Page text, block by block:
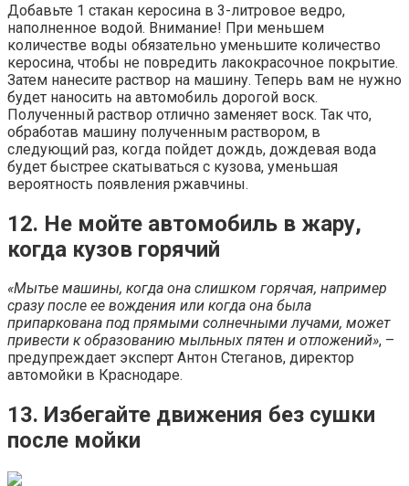
Добавьте 1 стакан керосина в 3-литровое ведро,
наполненное водой. Внимание! При меньшем
количестве воды обязательно уменьшите количество
керосина, чтобы не повредить лакокрасочное покрытие.
Затем нанесите раствор на машину. Теперь вам не нужно
будет наносить на автомобиль дорогой воск.
Полученный раствор отлично заменяет воск. Так что,
обработав машину полученным раствором, в
следующий раз, когда пойдет дождь, дождевая вода
будет быстрее скатываться с кузова, уменьшая
вероятность появления ржавчины.
12. Не мойте автомобиль в жару,
когда кузов горячий
«Мытье машины, когда она слишком горячая, например
сразу после ее вождения или когда она была
припаркована под прямыми солнечными лучами, может
привести к образованию мыльных пятен и отложений», –
предупреждает эксперт Антон Стеганов, директор
автомойки в Краснодаре.
13. Избегайте движения без сушки
после мойки